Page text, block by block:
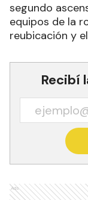
segundo
equipos de la
reubicación y
Recibí
Ads